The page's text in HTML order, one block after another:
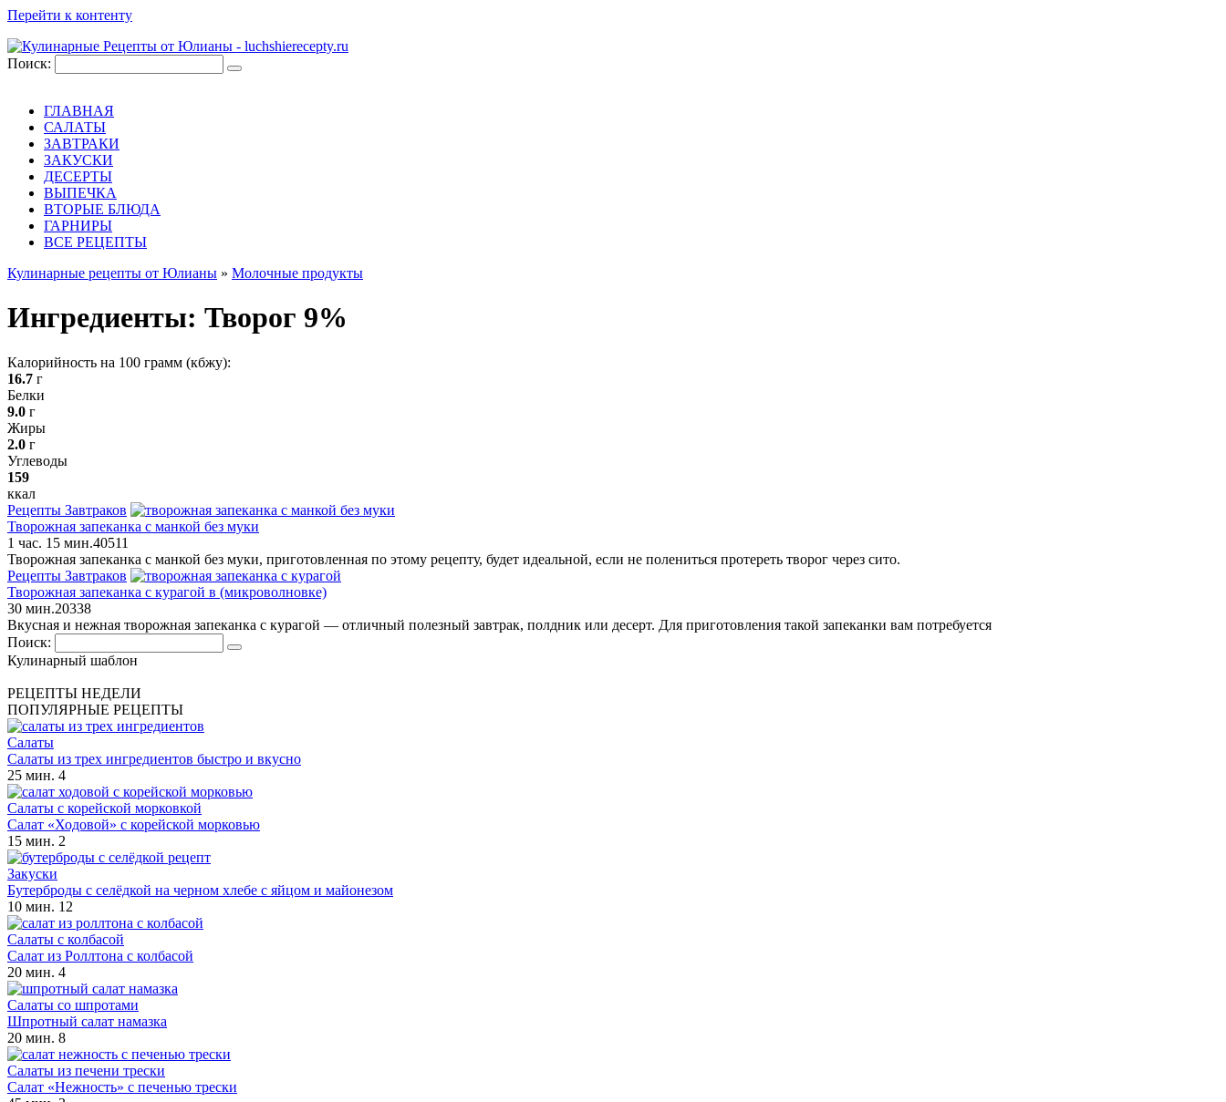
Перейти к контенту
Поиск:
ГЛАВНАЯ
САЛАТЫ
ЗАВТРАКИ
ЗАКУСКИ
ДЕСЕРТЫ
ВЫПЕЧКА
ВТОРЫЕ БЛЮДА
ГАРНИРЫ
ВСЕ РЕЦЕПТЫ
Кулинарные рецепты от Юлианы » Молочные продукты
Ингредиенты: Творог 9%
Калорийность на 100 грамм (кбжу):
16.7 г
Белки
9.0 г
Жиры
2.0 г
Углеводы
159
ккал
Рецепты Завтраков
Творожная запеканка с манкой без муки
1 час. 15 мин.40511
Творожная запеканка с манкой без муки, приготовленная по этому рецепту, будет идеальной, если не полениться протереть творог через сито.
Рецепты Завтраков
Творожная запеканка с курагой в (микроволновке)
30 мин.20338
Вкусная и нежная творожная запеканка с курагой — отличный полезный завтрак, полдник или десерт. Для приготовления такой запеканки вам потребуется
Поиск:
Кулинарный шаблон
РЕЦЕПТЫ НЕДЕЛИ
ПОПУЛЯРНЫЕ РЕЦЕПТЫ
Салаты
Салаты из трех ингредиентов быстро и вкусно
25 мин. 4
Салаты с корейской морковкой
Салат «Ходовой» с корейской морковью
15 мин. 2
Закуски
Бутерброды с селёдкой на черном хлебе с яйцом и майонезом
10 мин. 12
Салаты с колбасой
Салат из Роллтона с колбасой
20 мин. 4
Салаты со шпротами
Шпротный салат намазка
20 мин. 8
Салаты из печени трески
Салат «Нежность» с печенью трески